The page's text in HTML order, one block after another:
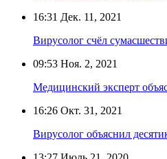
16:31 Дек. 11, 2021
Вирусолог счёл
09:53 Ноя. 2, 2021
Медицинский эксперт
16:26 Окт. 31, 2021
Вирусолог объяснил